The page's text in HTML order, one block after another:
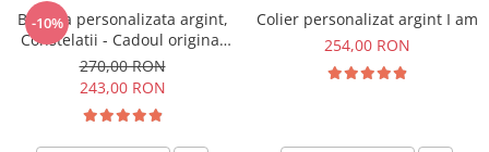
-10%
Bratara personalizata argint,
Constelatii - Cadoul original
pentru sora sau prietena ta
270,00 RON
243,00 RON
Colier personalizat argint I am
254,00 RON